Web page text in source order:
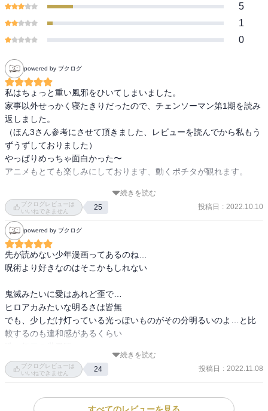
5
1
0
powered by ブクログ
私はちょっと重い風邪をひいてしまいました。
家事以外せっかく寝たきりだったので、チェンソーマン第1期を読み
返しました。
（ほん3さん参考にさせて頂きました、レビューを読んでから私もう
ずうずしておりました）
やっぱりめっちゃ面白かった〜
アニメもとても楽しみにしております、動くポチタが観れます。
主婦にとって「時間を気にせず漫画をまとめて読む」というのは、
とても贅沢な時間の使い方でした。
風邪辛いけど、たまには良いのかもしれません。
家の中グチャグチャだけど…
続きを読む
ブクログレビューは
いいねできません
25 投稿日 : 2022.10.10
powered by ブクログ
先が読めない少年漫画ってあるのね…
呪術より好きなのはそこかもしれない
鬼滅みたいに愛はあれど歪で…
ヒロアカみたいな明るさは皆無
でも、少しだけ灯っている光っぽいものがその分明るいのよ…と比
較するのも違和感があるくらい
アクションシーンで少しだけドロヘドロを連想する(動作の切り取り
続きを読む
ブクログレビューは
いいねできません
24 投稿日 : 2022.11.08